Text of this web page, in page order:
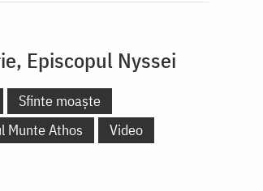
Episcopul Nyssei
Sfinte moaște
Munte Athos
Video